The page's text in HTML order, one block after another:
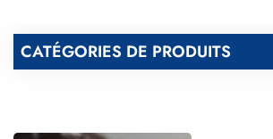
Italiano
CATÉGORIES DE PRODUITS